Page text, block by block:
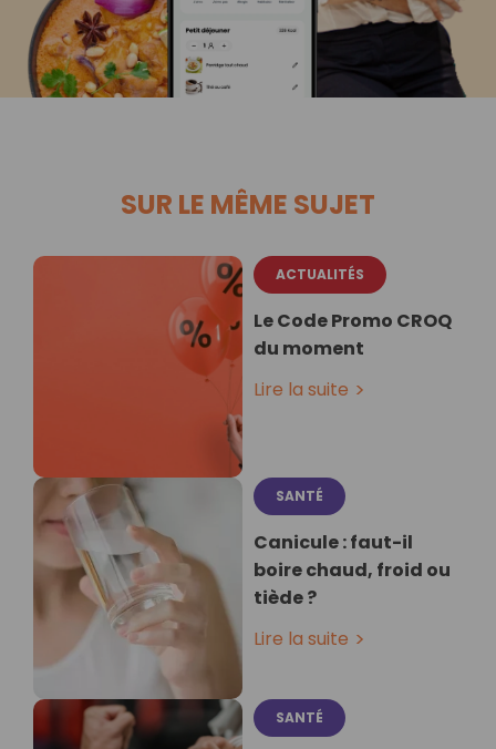
SUR LE MÊME SUJET
ACTUALITÉS
Le Code Promo CROQ
du moment
Lire la suite
SANTÉ
Canicule : faut-il
boire chaud, froid ou
tiède ?
Lire la suite
SANTÉ